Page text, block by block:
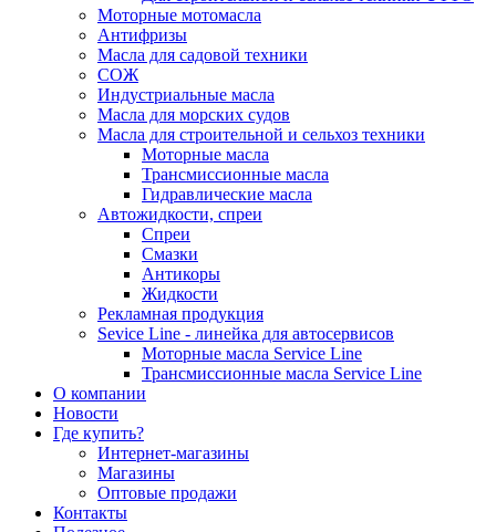
Моторные мотомасла
Антифризы
Масла для садовой техники
СОЖ
Индустриальные масла
Масла для морских судов
Масла для строительной и сельхоз техники
Моторные масла
Трансмиссионные масла
Гидравлические масла
Автожидкости, спреи
Спреи
Смазки
Антикоры
Жидкости
Рекламная продукция
Sevice Line - линейка для автосервисов
Моторные масла Service Line
Трансмиссионные масла Service Line
О компании
Новости
Где купить?
Интернет-магазины
Магазины
Оптовые продажи
Контакты